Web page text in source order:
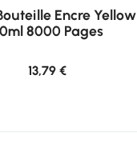
Encre Yellow
8000 Pages
13,79 €